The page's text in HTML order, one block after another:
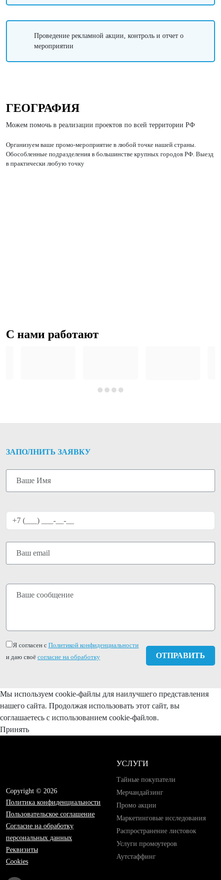
Проведение рекламной акции, контроль и отчет о
мероприятии
ГЕОГРАФИЯ
Можем помочь в реализации проектов по всей территории РФ
Организуем ваше промо-мероприятие в любой точке нашей страны.
Обособленные подразделения в большинстве крупных городов РФ. Выезд
в практически любую точку
С нами работают
ЗАПОЛНИТЬ ЗАЯВКУ
Я согласен с Политикой конфиденциальности
и даю своё согласие на обработку
Мы используем cookie-файлы для наилучшего представления
нашего сайта. Продолжая использовать этот сайт, вы
соглашаетесь с использованием cookie-файлов.
Принять
Copyright © 2026
Политика конфиденциальности
Пользовательское соглашение
Согласие на обработку
персональных данных
Реквизиты
Cookies
УСЛУГИ
Тайные покупатели
Мерчандайзинг
Промо акции
Маркетинговые исследования
Распространение листовок
Услуги промоутеров
Аутстаффинг